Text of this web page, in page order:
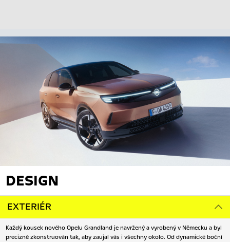
DESIGN
EXTERIÉR
Každý kousek nového Opelu Grandland je navržený a vyrobený v Německu a byl
precizně zkonstruován tak, aby zaujal vás i všechny okolo. Od dynamické boční